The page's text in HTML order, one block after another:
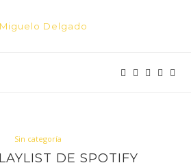
Sin categoría
DE SPOTIFY